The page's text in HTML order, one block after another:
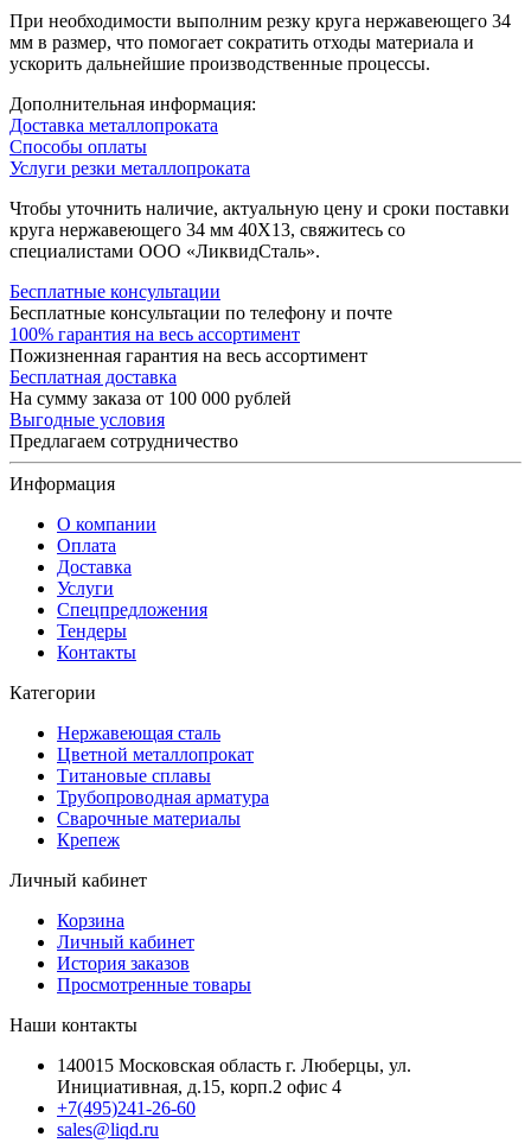
При необходимости выполним резку круга нержавеющего 34
мм в размер, что помогает сократить отходы материала и
ускорить дальнейшие производственные процессы.
Дополнительная информация:
Доставка металлопроката
Способы оплаты
Услуги резки металлопроката
Чтобы уточнить наличие, актуальную цену и сроки поставки
круга нержавеющего 34 мм 40Х13, свяжитесь со
специалистами ООО «ЛиквидСталь».
Бесплатные консультации
Бесплатные консультации по телефону и почте
100% гарантия на весь ассортимент
Пожизненная гарантия на весь ассортимент
Бесплатная доставка
На сумму заказа от 100 000 рублей
Выгодные условия
Предлагаем сотрудничество
Информация
О компании
Оплата
Доставка
Услуги
Спецпредложения
Тендеры
Контакты
Категории
Нержавеющая сталь
Цветной металлопрокат
Титановые сплавы
Трубопроводная арматура
Сварочные материалы
Крепеж
Личный кабинет
Корзина
Личный кабинет
История заказов
Просмотренные товары
Наши контакты
140015 Московская область г. Люберцы, ул.
Инициативная, д.15, корп.2 офис 4
+7(495)241-26-60
sales@liqd.ru